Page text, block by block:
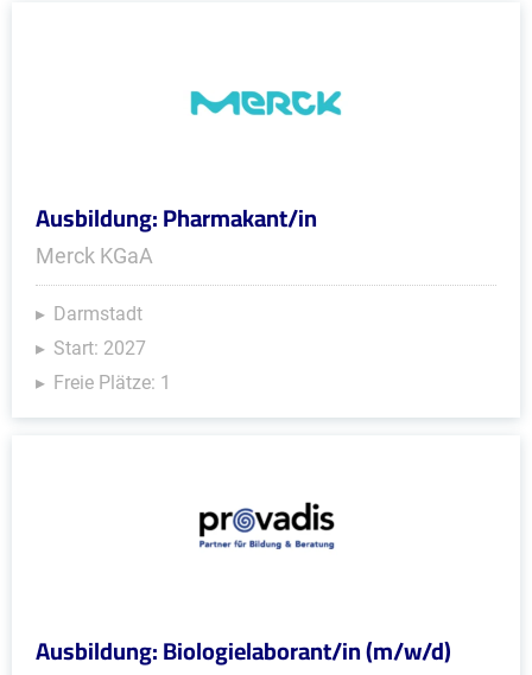
Ausbildung: Pharmakant/in
Merck KGaA
Darmstadt
Start: 2027
Freie Plätze: 1
Ausbildung: Biologielaborant/in (m/w/d)